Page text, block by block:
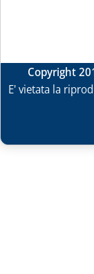
Copyright
E' vietata la